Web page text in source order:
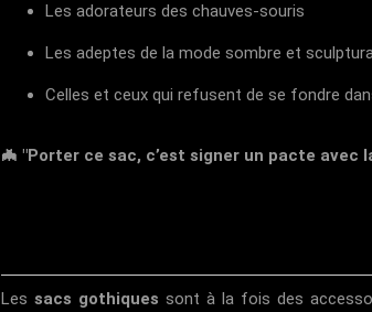
Les adorateurs des chauves-souris
Les adeptes de la mode sombre et
Celles et ceux qui refusent de se fondre
🦇 "Porter ce sac, c’est signer un pacte avec
Lessacs gothiques sont à la fois des